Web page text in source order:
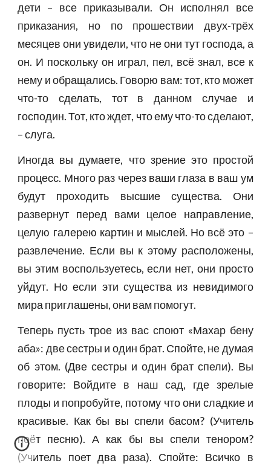
дети – все приказывали. Он исполнял все
приказания, но по прошествии двух-трёх
месяцев они увидели, что не они тут господа, а
он. И поскольку он играл, пел, всё знал, все к
нему и обращались. Говорю вам: тот, кто может
что-то сделать, тот в данном случае и
господин. Тот, кто ждет, что ему что-то сделают,
– слуга.
Иногда вы думаете, что зрение это простой
процесс. Много раз через ваши глаза в ваш ум
будут проходить высшие существа. Они
развернут перед вами целое направление,
целую галерею картин и мыслей. Но всё это –
развлечение. Если вы к этому расположены,
вы этим воспользуетесь, если нет, они просто
уйдут. Но если эти существа из невидимого
мира приглашены, они вам помогут.
Теперь пусть трое из вас споют «Махар бену
аба»: две сестры и один брат. Спойте, не думая
об этом. (Две сестры и один брат спели). Вы
говорите: Войдите в наш сад, где зрелые
плоды и попробуйте, потому что они сладкие и
красивые. Как бы вы спели басом? (Учитель
поёт песню). А как бы вы спели тенором?
(Учитель поет два раза). Спойте: Всичко в